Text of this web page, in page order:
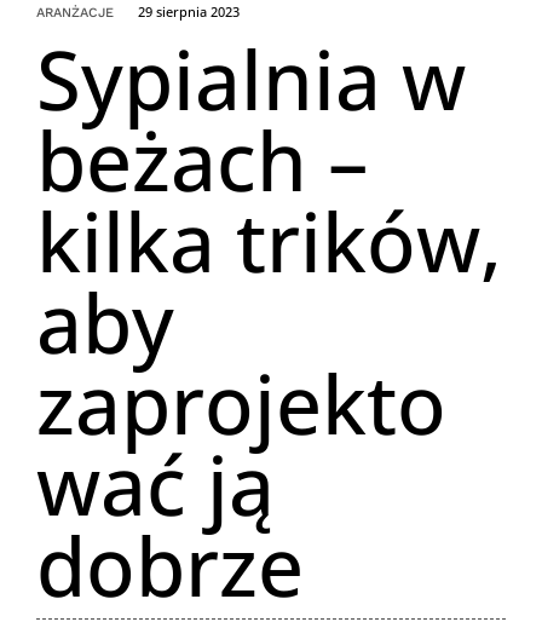
ARANŻACJE 29 sierpnia 2023
Sypialnia w
beżach –
kilka trików,
aby
zaprojekto
wać ją
dobrze